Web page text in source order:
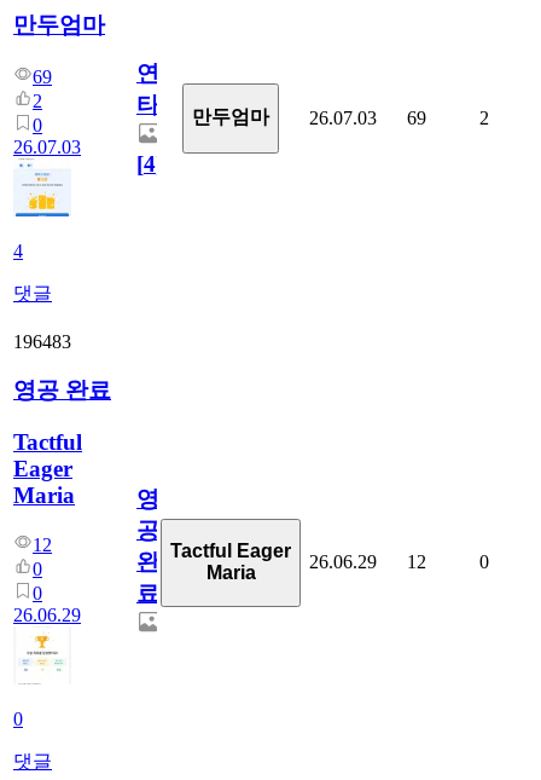
만두엄마
69
2
0
26.07.03
4
댓글
연
타
[4]
만두엄마 26.07.03 69 2
196483
영공 완료
Tactful
Eager
Maria
12
0
0
26.06.29
0
댓글
영
공
완
료
Tactful Eager
Maria
26.06.29 12 0